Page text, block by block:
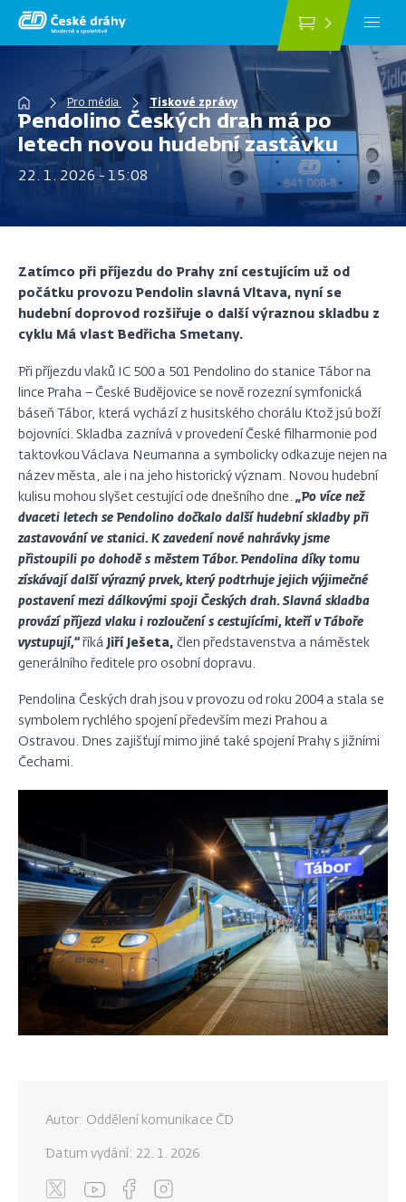
Přejít
Drobečková
navigace
Pro média Tiskové zprávy
Pendolino Českých drah má po
letech novou hudební zastávku
22. 1. 2026 - 15:08
Zatímco při příjezdu do Prahy zní cestujícím už od
počátku provozu Pendolin slavná Vltava, nyní se
hudební doprovod rozšiřuje o další výraznou skladbu z
cyklu Má vlast Bedřicha Smetany.
Při příjezdu vlaků IC 500 a 501 Pendolino do stanice Tábor na
lince Praha – České Budějovice se nově rozezní symfonická
báseň Tábor, která vychází z husitského chorálu Ktož jsú boží
bojovníci. Skladba zaznívá v provedení České filharmonie pod
taktovkou Václava Neumanna a symbolicky odkazuje nejen na
název města, ale i na jeho historický význam. Novou hudební
kulisu mohou slyšet cestující ode dnešního dne. „Po více než
dvaceti letech se Pendolino dočkalo další hudební skladby při
zastavování ve stanici. K zavedení nové nahrávky jsme
přistoupili po dohodě s městem Tábor. Pendolina díky tomu
získávají další výrazný prvek, který podtrhuje jejich výjimečné
postavení mezi dálkovými spoji Českých drah. Slavná skladba
provází příjezd vlaku i rozloučení s cestujícími, kteří v Táboře
vystupují,“ říká Jiří Ješeta, člen představenstva a náměstek
generálního ředitele pro osobní dopravu.
Pendolina Českých drah jsou v provozu od roku 2004 a stala se
symbolem rychlého spojení především mezi Prahou a
Ostravou. Dnes zajišťují mimo jiné také spojení Prahy s jižními
Čechami.
Autor: Oddělení komunikace ČD
Datum vydání: 22. 1. 2026